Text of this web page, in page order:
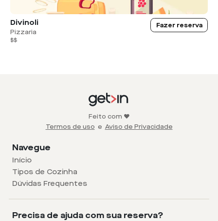
Divinoli
Pizzaria
$$
Fazer reserva
Feito com ❤️
Termos de uso e Aviso de Privacidade
Navegue
Início
Tipos de Cozinha
Dúvidas Frequentes
Precisa de ajuda com sua reserva?